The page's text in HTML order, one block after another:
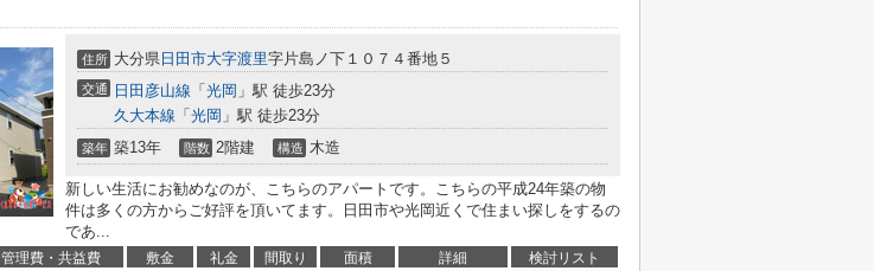
住所 大分県 日田市大字渡里字片島ノ下１０７４番地５
交通 日田彦山線 「 光岡 」駅 徒歩23分
久大本線 「 光岡 」駅 徒歩23分
築年 築13年 階数 2階建 構造 木造
新しい生活にお勧めなのが、こちらのアパートです。こちらの平成24年築の物
件は多くの方からご好評を頂いてます。日田市や光岡近くで住まい探しをするの
であ...
管理費・共益費 敷金 礼金 間取り 面積 詳細
検討リスト